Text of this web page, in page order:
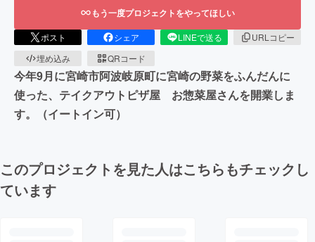
もう一度プロジェクトをやってほしい
ポスト シェア LINEで送る
URLコピー
埋め込み
QRコード
今年9月に宮崎市阿波岐原町に宮崎の野菜をふんだんに
使った、テイクアウトピザ屋 お惣菜屋さんを開業しま
す。（イートイン可）
このプロジェクトを見た人はこちらもチェックし
ています